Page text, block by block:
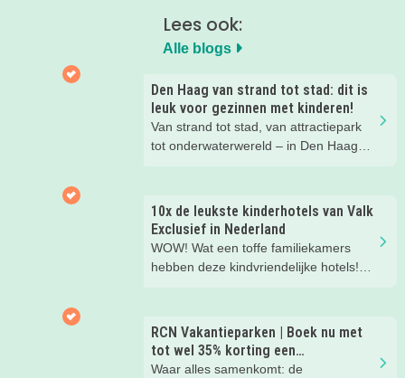
Lees ook:
Alle blogs
Den Haag van strand tot stad: dit is
leuk voor gezinnen met kinderen!
Van strand tot stad, van attractiepark
tot onderwaterwereld – in Den Haag
ontspannen met een lekkere lunch op
het strand en een duik in zee. Heerlijk!
10x de leukste kinderhotels van Valk
Exclusief in Nederland
WOW! Wat een toffe familiekamers
hebben deze kindvriendelijke hotels!
kinderhotels van Valk Exclusief en
boek een heerlijk nachtje weg met je
kind(eren).
RCN Vakantieparken | Boek nu met
tot wel 35% korting een
zomervakantie!
Waar alles samenkomt: de